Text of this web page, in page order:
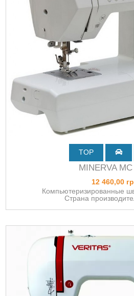
TOP
MINERVA
12 460,00
Компьютеризированные
Страна